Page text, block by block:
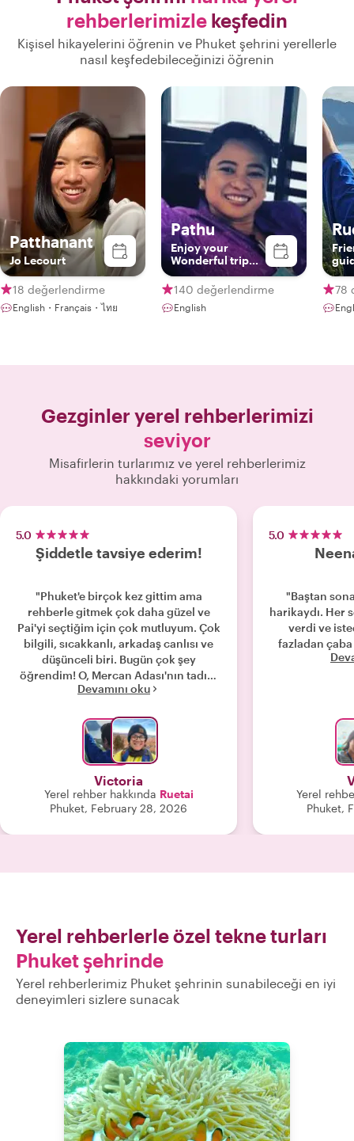
rehberlerimizle keşfedin
Kişisel hikayelerini öğrenin ve Phuket şehrini yerellerle
nasıl keşfedebileceğinizi öğrenin
Patthanant
Jo Lecourt
18 değerlendirme
English・Français・ไทย
Pathu
Enjoy your
Wonderful trip
with me❤️
140 değerlendirme
English
78
Gezginler yerel rehberlerimizi
seviyor
Misafirlerin turlarımız ve yerel rehberlerimiz
hakkındaki yorumları
5.0
Şiddetle tavsiye ederim!
"Phuket'e birçok kez gittim ama
rehberle gitmek çok daha güzel ve
Pai'yi seçtiğim için çok mutluyum. Çok
bilgili, sıcakkanlı, arkadaş canlısı ve
düşünceli biri. Bugün çok şey
öğrendim! O, Mercan Adası'nın tadını
çok fazla ziyaretçi olmadan
tam zamanında ayarladı. Daha sonra
şnorkelli yüzme için biraz tenha bir
yere gittik (sadece bir başka özel
tekne vardı) ve orada her türden
muhteşem balık ve deniz canlısı vardı.
Tüm ulaşımımızı ayarladı ve her şeyin
sorunsuz ilerlemesini sağladı. Bir
dahaki sefere Phuket'e gittiğimde Pai
Devamını oku
Victoria
Yerel rehber hakkında Ruetai
Phuket, February 28, 2026
5.0
"Baştan
harikaydı. Her
verdi ve
fazladan çaba
Yerel
Phuket,
Yerel rehberlerle özel tekne turları
Phuket şehrinde
Yerel rehberlerimiz Phuket şehrinin sunabileceği en iyi
deneyimleri sizlere sunacak